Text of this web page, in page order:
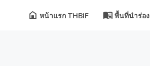
หน้าแรก THBIF พื้นที่นำร่อง